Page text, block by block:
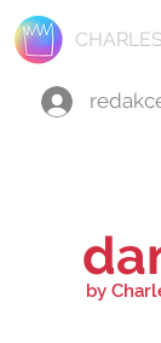
by